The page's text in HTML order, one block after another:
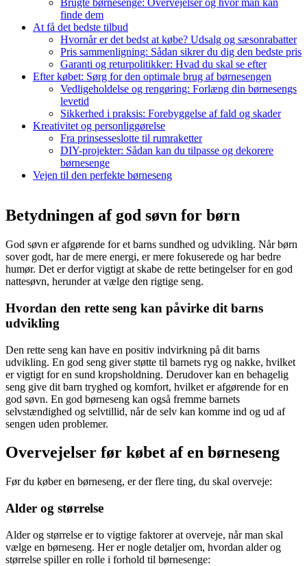
Brugte børnesenge: Overvejelser og hvor man kan
finde dem
At få det bedste tilbud
Hvornår er det bedst at købe? Udsalg og sæsonrabatter
Pris sammenligning: Sådan sikrer du dig den bedste pris
Garanti og returpolitikker: Hvad du skal se efter
Efter købet: Sørg for den optimale brug af børnesengen
Vedligeholdelse og rengøring: Forlæng din børnesengs
levetid
Sikkerhed i praksis: Forebyggelse af fald og skader
Kreativitet og personliggørelse
Fra prinsesseslotte til rumraketter
DIY-projekter: Sådan kan du tilpasse og dekorere
børnesenge
Vejen til den perfekte børneseng
Betydningen af god søvn for børn
God søvn er afgørende for et barns sundhed og udvikling. Når børn
sover godt, har de mere energi, er mere fokuserede og har bedre
humør. Det er derfor vigtigt at skabe de rette betingelser for en god
nattesøvn, herunder at vælge den rigtige seng.
Hvordan den rette seng kan påvirke dit barns
udvikling
Den rette seng kan have en positiv indvirkning på dit barns
udvikling. En god seng giver støtte til barnets ryg og nakke, hvilket
er vigtigt for en sund kropsholdning. Derudover kan en behagelig
seng give dit barn tryghed og komfort, hvilket er afgørende for en
god søvn. En god børneseng kan også fremme barnets
selvstændighed og selvtillid, når de selv kan komme ind og ud af
sengen uden problemer.
Overvejelser før købet af en børneseng
Før du køber en børneseng, er der flere ting, du skal overveje:
Alder og størrelse
Alder og størrelse er to vigtige faktorer at overveje, når man skal
vælge en børneseng. Her er nogle detaljer om, hvordan alder og
størrelse spiller en rolle i forhold til børnesenge: